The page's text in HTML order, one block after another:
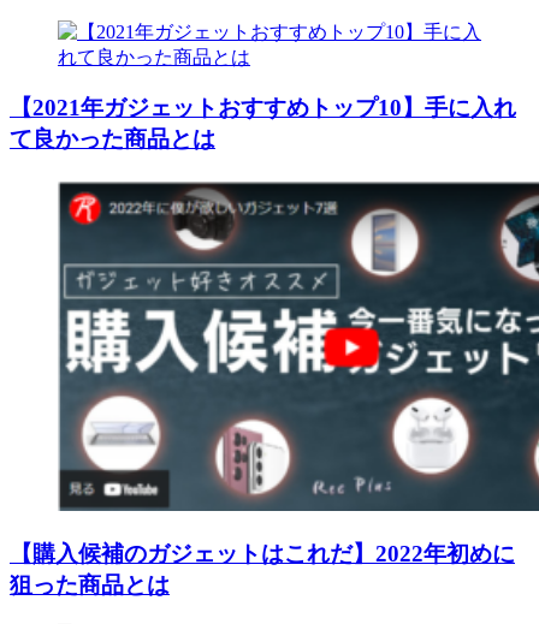
【2021年ガジェットおすすめトップ10】手に入れ
て良かった商品とは
【購入候補のガジェットはこれだ】2022年初めに
狙った商品とは